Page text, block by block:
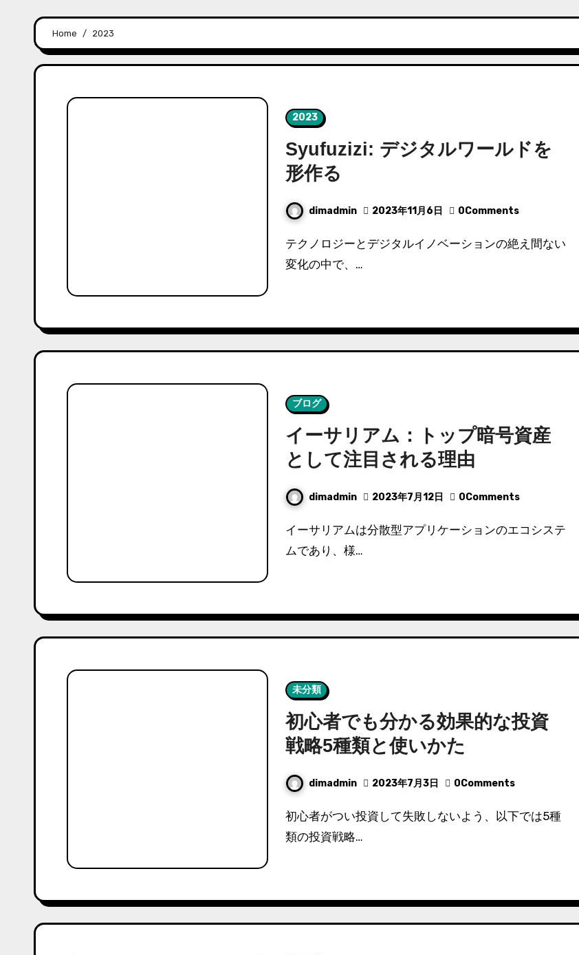
Home 2023
2023
Syufuzizi: デジタルワールドを
形作る
dimadmin 2023年11月6日 0Comments
テクノロジーとデジタルイノベーションの絶え間ない
変化の中で、…
ブログ
イーサリアム：トップ暗号資産
として注目される理由
dimadmin 2023年7月12日 0Comments
イーサリアムは分散型アプリケーションのエコシステ
ムであり、様…
未分類
初心者でも分かる効果的な投資
戦略5種類と使いかた
dimadmin 2023年7月3日 0Comments
初心者がつい投資して失敗しないよう、以下では5種
類の投資戦略…